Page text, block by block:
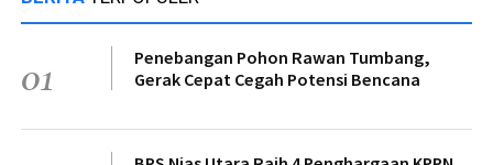
01
Penebangan Pohon Rawan Tumbang,
Gerak Cepat Cegah Potensi Bencana